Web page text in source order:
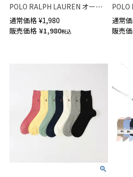
POLO RALPH LAUREN オーガ
ニックコットン混 デニムベア
ポロベア クルー丈 ソックス レ
ディース 03207241
通常価格 ¥1,980
販売価格 ¥1,980税込
POLO
ミニ
ス オ
ディ
通常
販売